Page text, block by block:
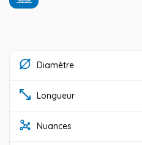
Diamètre
Longueur
Nuances